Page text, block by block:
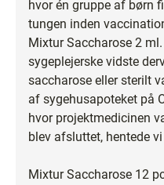
hvor én gruppe af børn
tungen inden
Mixtur Saccharose 2
sygeplejerske vidste
saccharose eller sterilt
af sygehusapoteket på
hvor projektmedicinen
blev afsluttet, hentede
Mixtur Saccharose 12